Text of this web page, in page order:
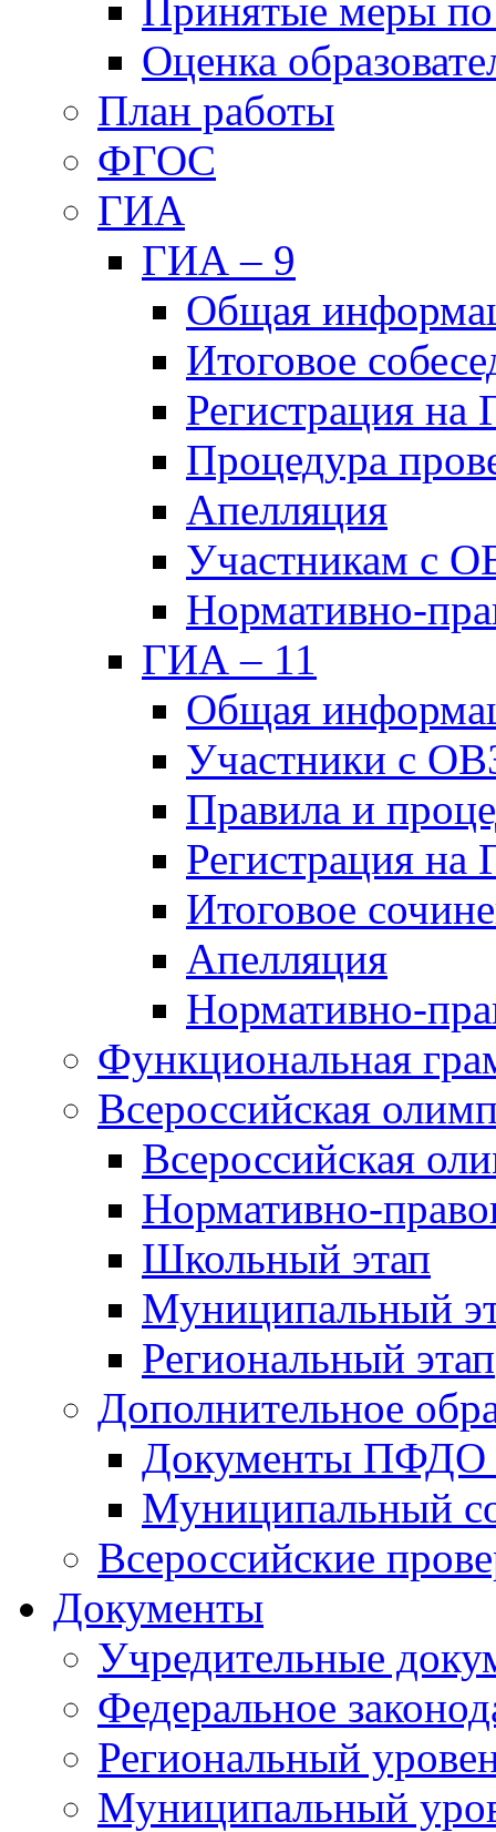
Принятые меры
Оценка
План работы
ФГОС
ГИА
ГИА – 9
Общая
Итоговое
Регистрация
Процедура
Апелляция
Участникам с
Нормативно-
ГИА – 11
Общая
Участники с
Правила и
Регистрация
Итоговое
Апелляция
Нормативно-
Функциональная
Всероссийская
Всероссийская
Нормативно-
Школьный этап
Муниципальный
Региональный этап
Дополнительное
Документы ПФДО
Муниципальный
Всероссийские
Документы
Учредительные
Федеральное
Региональный
Муниципальный